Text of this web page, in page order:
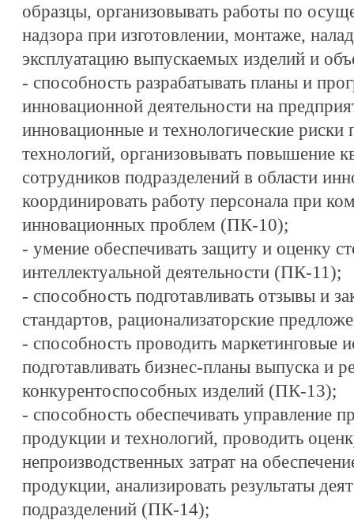
образцы, организовывать работы по
надзора при изготовлении, монтаже,
эксплуатацию выпускаемых изделий и
- способность разрабатывать планы и
инновационной деятельности на
инновационные и технологические
технологий, организовывать повышение
сотрудников подразделений в области
координировать работу персонала при
инновационных проблем (ПК-10);
- умение обеспечивать защиту и оценку
интеллектуальной деятельности (ПК-11);
- способность подготавливать отзывы и
стандартов, рационализаторские
- способность проводить маркетинговые
подготавливать бизнес-планы выпуска и
конкурентоспособных изделий (ПК-13);
- способность обеспечивать управление
продукции и технологий, проводить
непроизводственных затрат на
продукции, анализировать результаты
подразделений (ПК-14);